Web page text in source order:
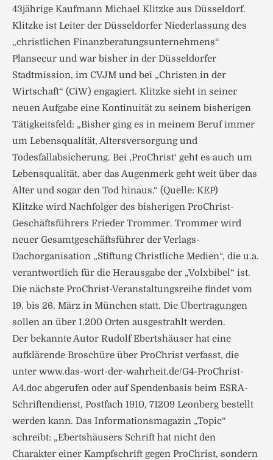
43jährige Kaufmann Michael Klitzke aus Düsseldorf.
Klitzke ist Leiter der Düsseldorfer Niederlassung des
„christlichen Finanzberatungsunternehmens“
Plansecur und war bisher in der Düsseldorfer
Stadtmission, im CVJM und bei „Christen in der
Wirtschaft“ (CiW) engagiert. Klitzke sieht in seiner
neuen Aufgabe eine Kontinuität zu seinem bisherigen
Tätigkeitsfeld: „Bisher ging es in meinem Beruf immer
um Lebensqualität, Altersversorgung und
Todesfallabsicherung. Bei ‚ProChrist‘ geht es auch um
Lebensqualität, aber das Augenmerk geht weit über das
Alter und sogar den Tod hinaus.“ (Quelle: KEP)
Klitzke wird Nachfolger des bisherigen ProChrist-
Geschäftsführers Frieder Trommer. Trommer wird
neuer Gesamtgeschäftsführer der Verlags-
Dachorganisation „Stiftung Christliche Medien“, die u.a.
verantwortlich für die Herausgabe der „Volxbibel“ ist.
Die nächste ProChrist-Veranstaltungsreihe findet vom
19. bis 26. März in München statt. Die Übertragungen
sollen an über 1.200 Orten ausgestrahlt werden.
Der bekannte Autor Rudolf Ebertshäuser hat eine
aufklärende Broschüre über ProChrist verfasst, die
unter www.das-wort-der-wahrheit.de/G4-ProChrist-
A4.doc abgerufen oder auf Spendenbasis beim ESRA-
Schriftendienst, Postfach 1910, 71209 Leonberg bestellt
werden kann. Das Informationsmagazin „Topic“
schreibt: „Ebertshäusers Schrift hat nicht den
Charakter einer Kampfschrift gegen ProChrist, sondern